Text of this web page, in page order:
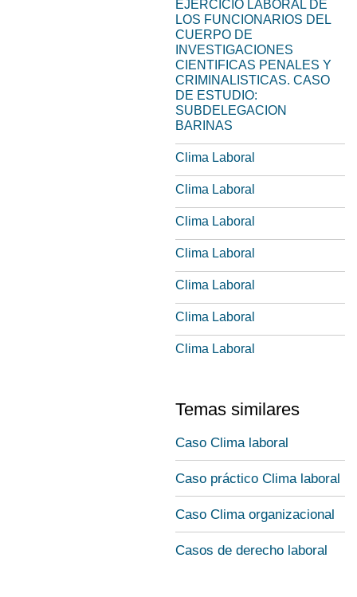
EJERCICIO LABORAL DE
LOS FUNCIONARIOS DEL
CUERPO DE
INVESTIGACIONES
CIENTIFICAS PENALES Y
CRIMINALISTICAS. CASO
DE ESTUDIO:
SUBDELEGACION
BARINAS
Clima Laboral
Clima Laboral
Clima Laboral
Clima Laboral
Clima Laboral
Clima Laboral
Clima Laboral
Temas similares
Caso Clima laboral
Caso práctico Clima laboral
Caso Clima organizacional
Casos de derecho laboral